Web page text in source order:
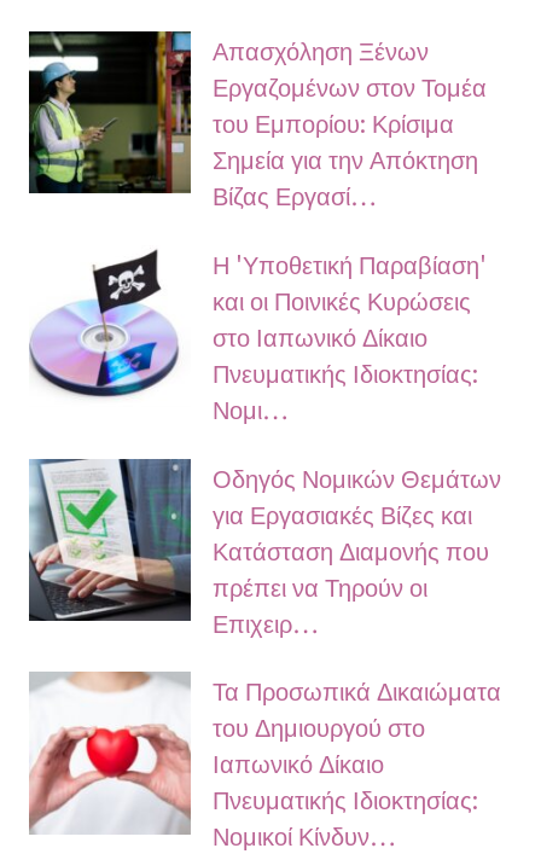
Απασχόληση Ξένων
Εργαζομένων στον Τομέα
του Εμπορίου: Κρίσιμα
Σημεία για την Απόκτηση
Βίζας Εργασί…
Η 'Υποθετική Παραβίαση'
και οι Ποινικές Κυρώσεις
στο Ιαπωνικό Δίκαιο
Πνευματικής Ιδιοκτησίας:
Νομι…
Οδηγός Νομικών Θεμάτων
για Εργασιακές Βίζες και
Κατάσταση Διαμονής που
πρέπει να Τηρούν οι
Επιχειρ…
Τα Προσωπικά Δικαιώματα
του Δημιουργού στο
Ιαπωνικό Δίκαιο
Πνευματικής Ιδιοκτησίας:
Νομικοί Κίνδυν…